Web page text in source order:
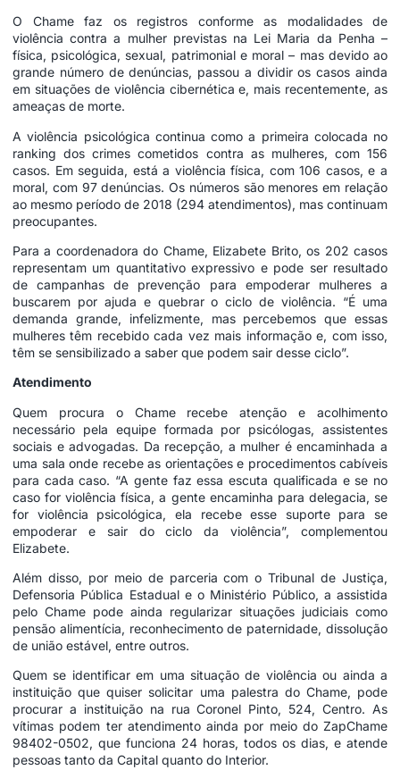
O Chame faz os registros conforme as modalidades de
violência contra a mulher previstas na Lei Maria da Penha –
física, psicológica, sexual, patrimonial e moral – mas devido ao
grande número de denúncias, passou a dividir os casos ainda
em situações de violência cibernética e, mais recentemente, as
ameaças de morte.
A violência psicológica continua como a primeira colocada no
ranking dos crimes cometidos contra as mulheres, com 156
casos. Em seguida, está a violência física, com 106 casos, e a
moral, com 97 denúncias. Os números são menores em relação
ao mesmo período de 2018 (294 atendimentos), mas continuam
preocupantes.
Para a coordenadora do Chame, Elizabete Brito, os 202 casos
representam um quantitativo expressivo e pode ser resultado
de campanhas de prevenção para empoderar mulheres a
buscarem por ajuda e quebrar o ciclo de violência. “É uma
demanda grande, infelizmente, mas percebemos que essas
mulheres têm recebido cada vez mais informação e, com isso,
têm se sensibilizado a saber que podem sair desse ciclo”.
Atendimento
Quem procura o Chame recebe atenção e acolhimento
necessário pela equipe formada por psicólogas, assistentes
sociais e advogadas. Da recepção, a mulher é encaminhada a
uma sala onde recebe as orientações e procedimentos cabíveis
para cada caso. “A gente faz essa escuta qualificada e se no
caso for violência física, a gente encaminha para delegacia, se
for violência psicológica, ela recebe esse suporte para se
empoderar e sair do ciclo da violência”, complementou
Elizabete.
Além disso, por meio de parceria com o Tribunal de Justiça,
Defensoria Pública Estadual e o Ministério Público, a assistida
pelo Chame pode ainda regularizar situações judiciais como
pensão alimentícia, reconhecimento de paternidade, dissolução
de união estável, entre outros.
Quem se identificar em uma situação de violência ou ainda a
instituição que quiser solicitar uma palestra do Chame, pode
procurar a instituição na rua Coronel Pinto, 524, Centro. As
vítimas podem ter atendimento ainda por meio do ZapChame
98402-0502, que funciona 24 horas, todos os dias, e atende
pessoas tanto da Capital quanto do Interior.